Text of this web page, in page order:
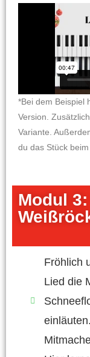
*Bei dem Beispiel
Version.
Variante.
du das Stück
Modul
Fröhlich
Lied die